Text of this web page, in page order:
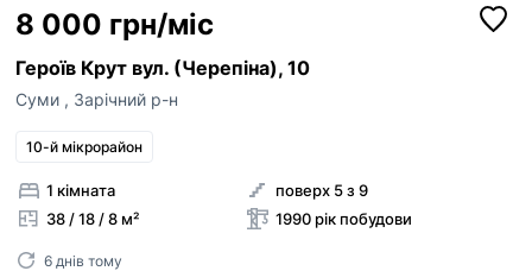
8 000 грн/міс
Героїв Крут вул. (Черепіна), 10
Суми , Зарічний р-н
10-й мікрорайон
1 кімната
38 / 18 / 8 м²
поверх 5 з 9
1990 рік побудови
6 днів тому